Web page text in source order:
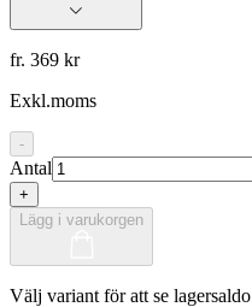
fr. 369 kr
Exkl.moms
-
Antal
+
Lägg i varukorgen
Välj variant för att se lagersaldo